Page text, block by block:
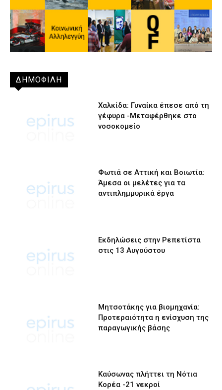
ΔΗΜΟΦΙΛΗ
Χαλκίδα: Γυναίκα έπεσε από τη
γέφυρα -Μεταφέρθηκε στο
νοσοκομείο
Φωτιά σε Αττική και Βοιωτία:
Άμεσα οι μελέτες για τα
αντιπλημμυρικά έργα
Εκδηλώσεις στην Ρεπετίστα
στις 13 Αυγούστου
Μητσοτάκης για βιομηχανία:
Προτεραιότητα η ενίσχυση της
παραγωγικής βάσης
Καύσωνας πλήττει τη Νότια
Κορέα -21 νεκροί